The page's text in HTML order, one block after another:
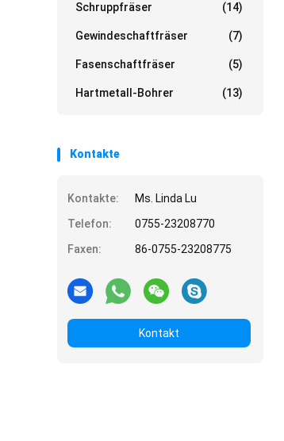
Schruppfräser (14)
Gewindeschaftfräser (7)
Fasenschaftfräser (5)
Hartmetall-Bohrer (13)
Kontakte
Kontakte:
Ms. Linda Lu
Telefon:
0755-23208770
Faxen:
86-0755-23208775
Kontakt